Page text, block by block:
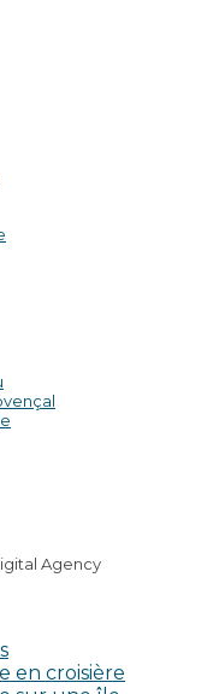
Agency
en croisière